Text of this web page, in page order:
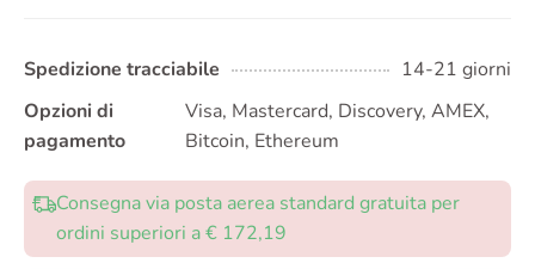
Spedizione tracciabile
14-21 giorni
Opzioni di
pagamento
Visa, Mastercard, Discovery, AMEX,
Bitcoin, Ethereum
Consegna via posta aerea standard gratuita per
ordini superiori a € 172,19